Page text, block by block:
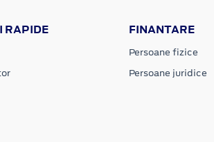
RAPIDE FINANTARE
Persoane fizice
Persoane juridice